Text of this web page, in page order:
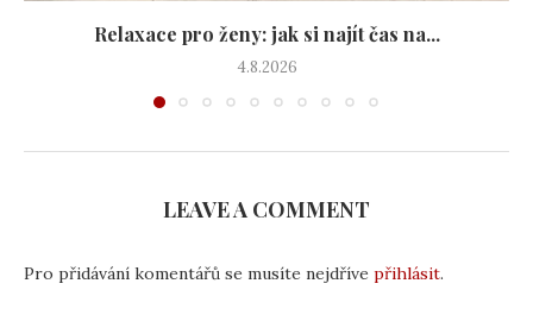
Relaxace pro ženy: jak si najít čas na...
4.8.2026
LEAVE A COMMENT
Pro přidávání komentářů se musíte nejdříve přihlásit.